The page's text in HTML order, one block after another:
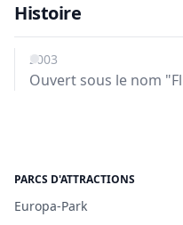
Histoire
2003
Ouvert sous le nom
PARCS D'ATTRACTIONS
Europa-Park